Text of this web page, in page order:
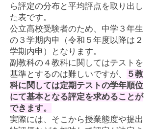
ら評定の分布と平均評点を取り出し
た表です。
公立高校受験者のため、中学３年生
の３学期内申（令和５年度以降は２
学期内申）となります。
副教科の４教科に関してはテストを
基準とするのは難しいですが、
５教
科に関しては定期テストの学年順位
にて基本となる評定を求めることが
できます。
実際には、そこから授業態度や提出